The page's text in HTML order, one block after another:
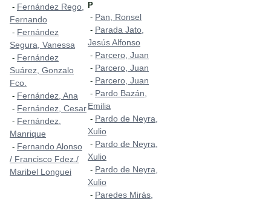
- Fernández Rego,
Fernando
- Fernández
Segura, Vanessa
- Fernández
Suárez, Gonzalo
Fco.
- Fernández, Ana
- Fernández, Cesar
- Fernández,
Manrique
- Fernando Alonso
/ Francisco Fdez./
Maribel Longuei
P
- Pan, Ronsel
- Parada Jato,
Jesús Alfonso
- Parcero, Juan
- Parcero, Juan
- Parcero, Juan
- Pardo Bazán,
Emilia
- Pardo de Neyra,
Xulio
- Pardo de Neyra,
Xulio
- Pardo de Neyra,
Xulio
- Paredes Mirás,